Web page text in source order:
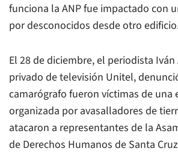
funciona la ANP fue impactado con
por desconocidos desde otro
El 28 de diciembre, el periodista
privado de televisión Unitel,
camarógrafo fueron víctimas de una
organizada por avasalladores de
atacaron a representantes de la
de Derechos Humanos de Santa